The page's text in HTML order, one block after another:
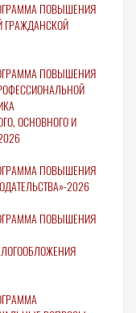
ПОВЫШЕНИЯ
ГРАЖДАНСКОЙ
ПОВЫШЕНИЯ
ОСНОВНОГО И
ПОВЫШЕНИЯ
2026
ПОВЫШЕНИЯ